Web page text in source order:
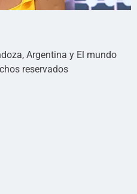
Argentina y El mundo
reservados